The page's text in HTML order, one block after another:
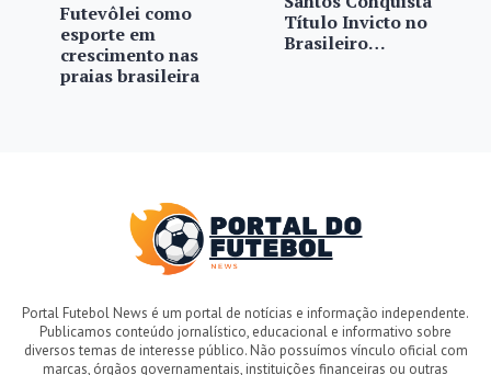
Futevôlei como
esporte em
crescimento nas
praias brasileira
Título Invicto no
Brasileiro…
Portal Futebol News é um portal de notícias e informação independente.
Publicamos conteúdo jornalístico, educacional e informativo sobre
diversos temas de interesse público. Não possuímos vínculo oficial com
marcas, órgãos governamentais, instituições financeiras ou outras